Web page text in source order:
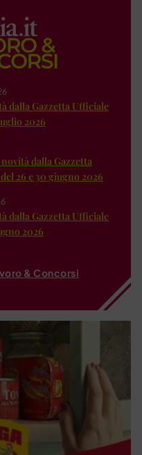
dalla Gazzetta Ufficiale
2026
dalla Gazzetta
26 e 30 giugno 2026
dalla Gazzetta Ufficiale
2026
& Concorsi